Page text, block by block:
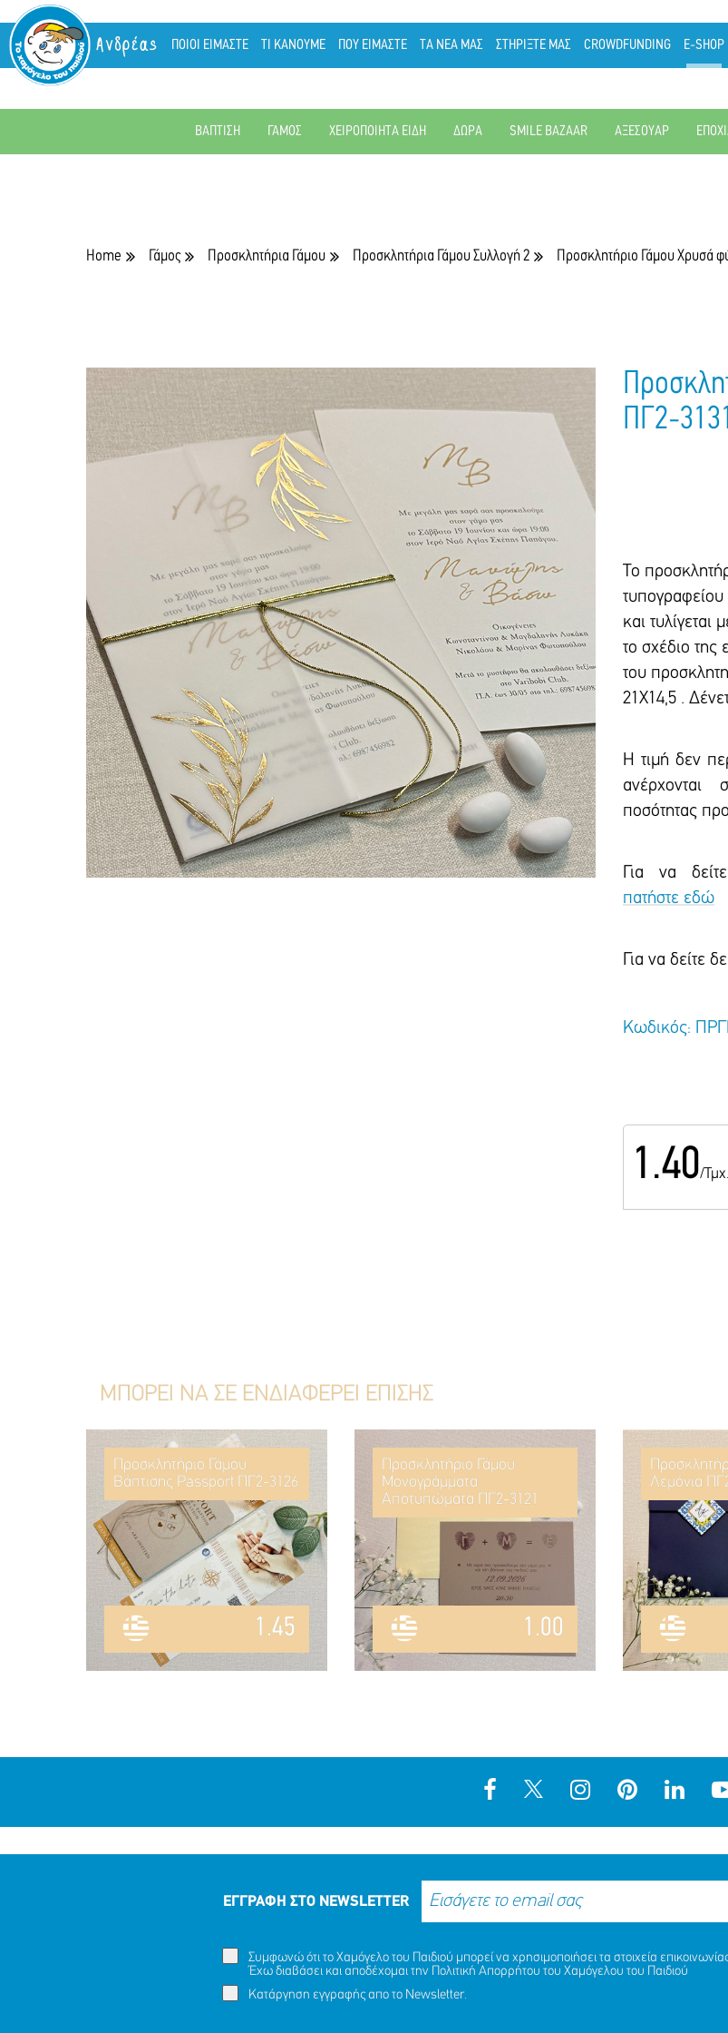
Ανδρέας ΠΟΙΟΙ ΕΙΜΑΣΤΕ ΤΙ ΚΑΝΟΥΜΕ ΠΟΥ ΕΙΜΑΣΤΕ ΤΑ ΝΕΑ ΜΑΣ ΣΤΗΡΙΞΤΕ ΜΑΣ CROWDFUNDING E-SHOP
ΒΑΠΤΙΣΗ ΓΑΜΟΣ ΧΕΙΡΟΠΟΙΗΤΑ ΕΙΔΗ ΔΩΡΑ SMILE BAZAAR ΑΞΕΣΟΥΑΡ
Home Γάμος Προσκλητήρια Γάμου Προσκλητήρια Γάμου Συλλογή 2 Προσκλητήριο Γάμου Χρυσά
ΠΓ2-3131
Το
τυπογραφείου
και
το σχέδιο της
του
21Χ14,5 .
Η τιμή δεν
ποσότητας
Για να
πατήστε εδώ
Για να δείτε
Κωδικός:
1.40/Τμχ.
ΜΠΟΡΕΙ ΝΑ ΣΕ ΕΝΔΙΑΦΕΡΕΙ ΕΠΙΣΗΣ
Προσκλητήριο Γάμου
Βάπτισης Passport ΠΓ2-3126
1.45
Προσκλητήριο Γάμου
Μονογράμματα
Αποτυπώματα ΠΓ2-3121
1.00
Λεμόνια
ΕΓΓΡΑΦΗ ΣΤΟ NEWSLETTER
Συμφωνώ ότι το Χαμόγελο του Παιδιού μπορεί να χρησιμοποιήσει τα στοιχεία
Έχω διαβάσει και αποδέχομαι την Πολιτική Απορρήτου του Χαμόγελου του Παιδιού
Κατάργηση εγγραφής απο το Newsletter.